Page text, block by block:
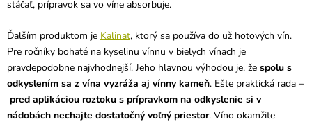
stáčať, prípravok sa vo víne absorbuje.
Ďalším produktom je Kalinat, ktorý sa používa do už hotových vín.
Pre ročníky bohaté na kyselinu vínnu v bielych vínach je
pravdepodobne najvhodnejší. Jeho hlavnou výhodou je, že spolu s
odkyslením sa z vína vyzráža aj vínny kameň. Ešte praktická rada –
pred aplikáciou roztoku s prípravkom na odkyslenie si v
nádobách nechajte dostatočný voľný priestor. Víno okamžite